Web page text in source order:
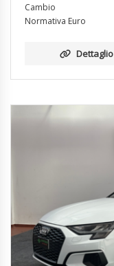
Cambio
Normativa Euro
Dettaglio